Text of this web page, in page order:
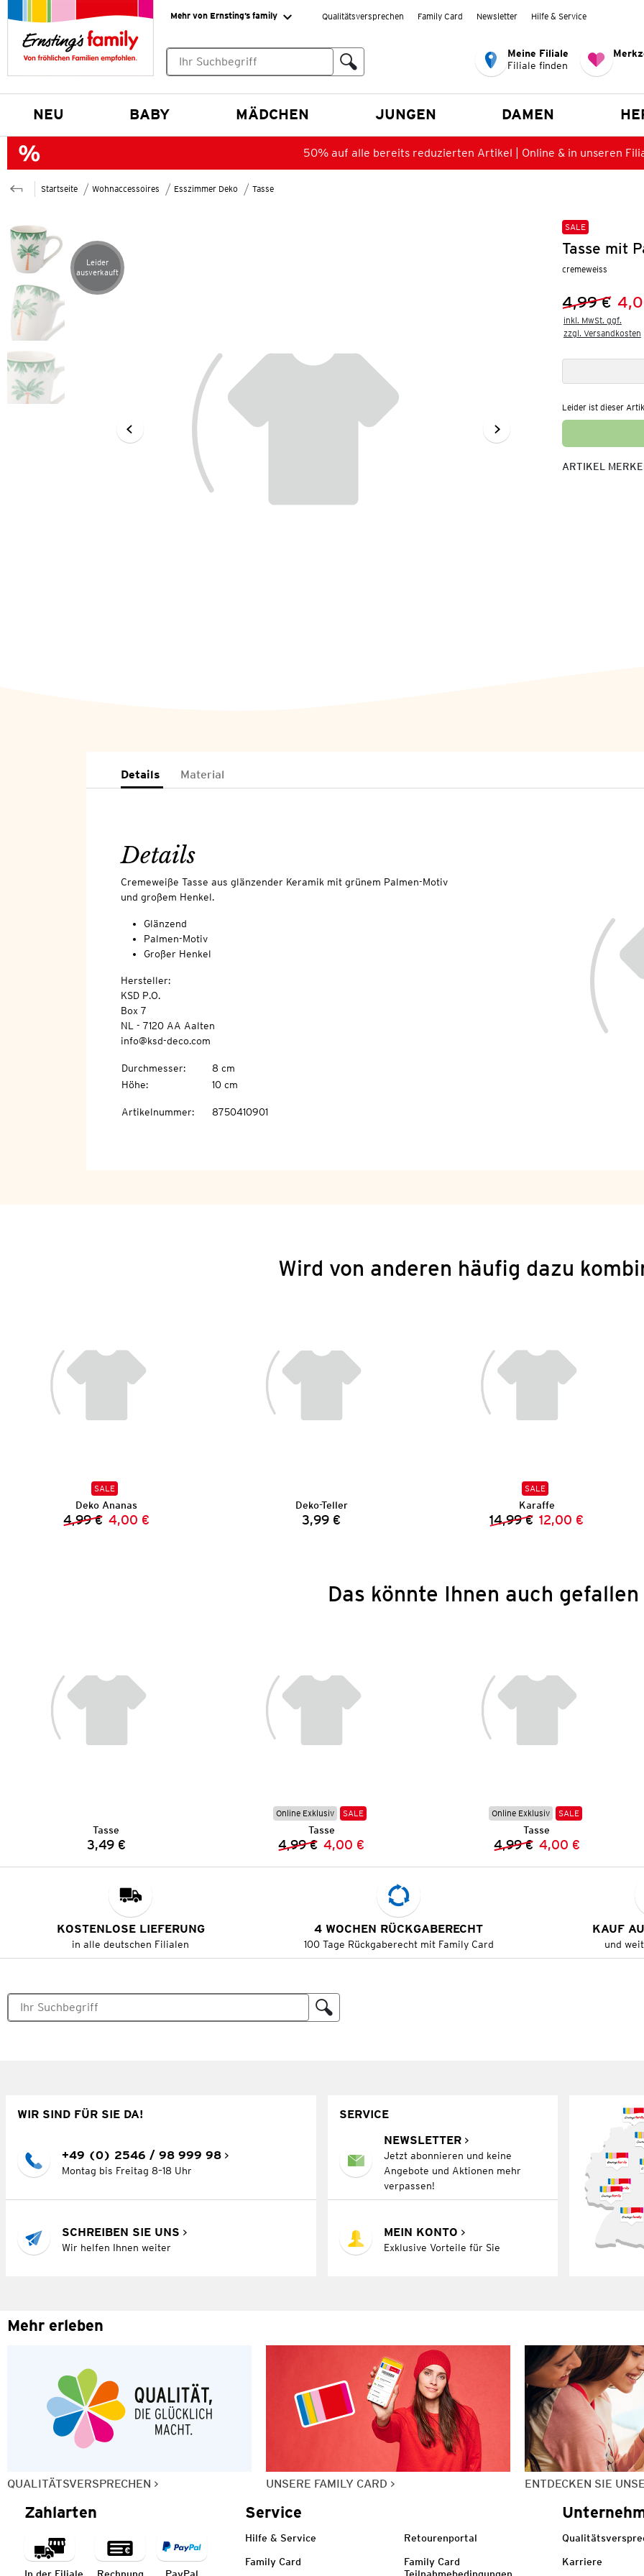
Mehr von Ernsting’s family Qualitätsversprechen Family Card Newsletter Hilfe & Service
Meine Filiale
Filiale finden
NEU BABY MÄDCHEN JUNGEN DAMEN
50% auf alle bereits reduzierten Artikel | Online & in unseren
Startseite Wohnaccessoires Esszimmer Deko Tasse
Artikel leider ausverkauft
Leider
ausverkauft
SALE
Tasse mit
cremeweiss
Vorheriger
4,99 €
Neuer
inkl. MwSt. ggf.
zzgl. Versandkosten
Leider ist dieser
ARTIKEL
Details Material
Details
Cremeweiße Tasse aus glänzender Keramik mit grünem Palmen-Motiv
und großem Henkel.
Glänzend
Palmen-Motiv
Großer Henkel
Hersteller:
KSD P.O.
Box 7
NL - 7120 AA Aalten
info@ksd-deco.com
Durchmesser:
8 cm
Höhe: 10 cm
Artikelnummer: 8750410901
Wird von anderen häufig dazu
SALE
Deko Ananas
Vorheriger Preis:
4,99 € Neuer Preis:
4,00 €
Deko-Teller
Preis:
3,99 €
SALE
Karaffe
Vorheriger Preis:
14,99 € Neuer Preis:
12,00 €
Das könnte Ihnen auch gefallen
Tasse
Preis:
3,49 €
Online Exklusiv SALE
Tasse
Vorheriger Preis:
4,99 € Neuer Preis:
4,00 €
Online Exklusiv SALE
Tasse
Vorheriger Preis:
4,99 € Neuer Preis:
4,00 €
KOSTENLOSE LIEFERUNG
in alle deutschen Filialen
4 WOCHEN RÜCKGABERECHT
100 Tage Rückgaberecht mit Family Card
KAUF
und
WIR SIND FÜR SIE DA!
+49 (0) 2546 / 98 999 98
Montag bis Freitag 8–18 Uhr
SCHREIBEN SIE UNS
Wir helfen Ihnen weiter
SERVICE
NEWSLETTER
Jetzt abonnieren und keine
Angebote und Aktionen mehr
verpassen!
MEIN KONTO
Exklusive Vorteile für Sie
Mehr erleben
QUALITÄTSVERSPRECHEN UNSERE FAMILY CARD ENTDECKEN SIE
Zahlarten Service
Hilfe & Service Retourenportal
Family Card
Family Card
Karriere